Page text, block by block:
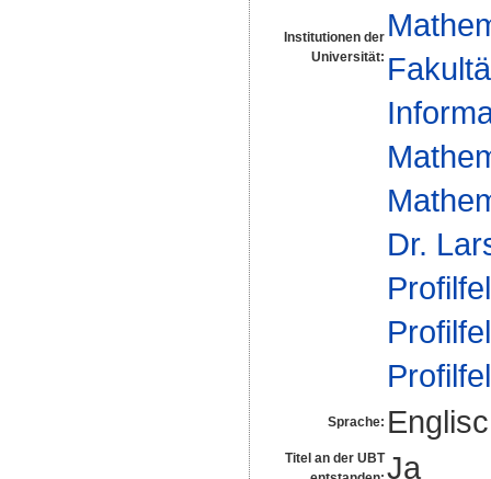
Institutionen der
Universität:
Dr.
Sprache:
Titel an der UBTJa